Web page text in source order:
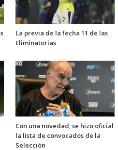
La previa de la fecha 11 de las
Eliminatorias
Con una novedad, se hizo oficial
la lista de convocados de la
Selección